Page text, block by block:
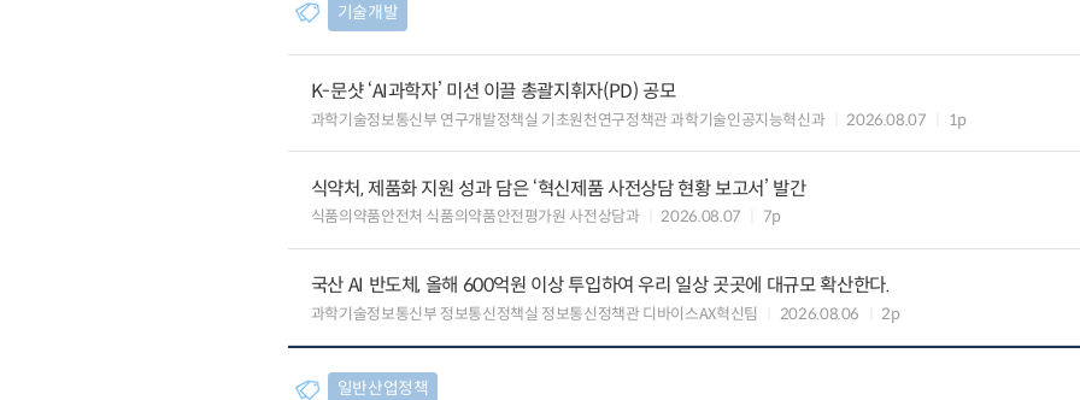
기술개발
K-문샷 ‘AI과학자’ 미션 이끌 총괄지휘자(PD) 공모
과학기술정보통신부 연구개발정책실 기초원천연구정책관 과학기술인공지능혁신과 2026.08.07 1p
식약처, 제품화 지원 성과 담은 ‘혁신제품 사전상담 현황 보고서’ 발간
식품의약품안전처 식품의약품안전평가원 사전상담과 2026.08.07 7p
국산 AI 반도체, 올해 600억원 이상 투입하여 우리 일상 곳곳에 대규모 확산한다.
과학기술정보통신부 정보통신정책실 정보통신정책관 디바이스AX혁신팀 2026.08.06 2p
일반산업정책